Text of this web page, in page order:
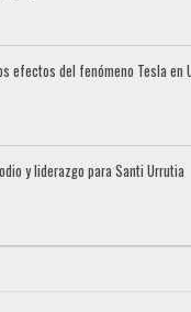
efectos del fenómeno Tesla en
y liderazgo para Santi Urrutia